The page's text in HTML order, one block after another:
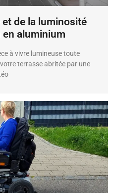
et de la luminosité
aluminium
à vivre lumineuse toute
terrasse abritée par une